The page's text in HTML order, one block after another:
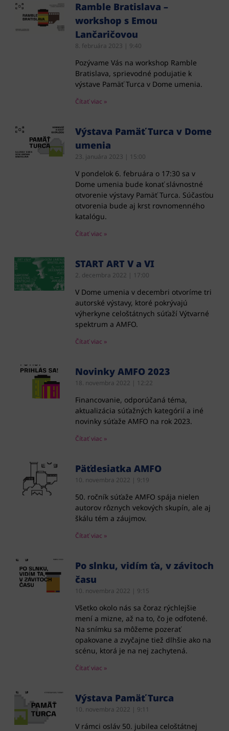
Ramble Bratislava –
workshop s Emou
Lančaričovou
8. februára 2023 9:40
Pozývame Vás na workshop Ramble
Bratislava, sprievodné podujatie k
výstave Pamäť Turca v Dome umenia.
Čítať viac »
Výstava Pamäť Turca v Dome
umenia
23. januára 2023 15:00
V pondelok 6. februára o 17:30 sa v
Dome umenia bude konať slávnostné
otvorenie výstavy Pamäť Turca. Súčasťou
otvorenia bude aj krst rovnomenného
katalógu.
Čítať viac »
START ART V a VI
2. decembra 2022 17:00
V Dome umenia v decembri otvoríme tri
autorské výstavy, ktoré pokrývajú
výherkyne celoštátnych súťaží Výtvarné
spektrum a AMFO.
Čítať viac »
Novinky AMFO 2023
18. novembra 2022 12:22
Financovanie, odporúčaná téma,
aktualizácia súťažných kategórií a iné
novinky súťaže AMFO na rok 2023.
Čítať viac »
Päťdesiatka AMFO
10. novembra 2022 9:19
50. ročník súťaže AMFO spája nielen
autorov rôznych vekových skupín, ale aj
škálu tém a záujmov.
Čítať viac »
Po slnku, vidím ťa, v závitoch
času
10. novembra 2022 9:15
Všetko okolo nás sa čoraz rýchlejšie
mení a mizne, až na to, čo je odfotené.
Na snímku sa môžeme pozerať
opakovane a zvyčajne tiež dlhšie ako na
scénu, ktorá je na nej zachytená.
Čítať viac »
Výstava Pamäť Turca
10. novembra 2022 9:11
V rámci osláv 50. jubilea celoštátnej